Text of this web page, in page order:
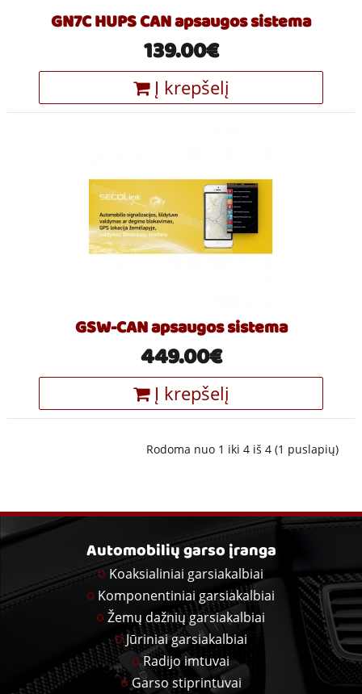
GN7C HUPS CAN apsaugos sistema
139.00€
Į krepšelį
GSW-CAN apsaugos sistema
449.00€
Į krepšelį
Rodoma nuo 1 iki 4 iš 4 (1 puslapių)
Automobilių garso įranga
Koaksialiniai garsiakalbiai
Komponentiniai garsiakalbiai
Žemų dažnių garsiakalbiai
Jūriniai garsiakalbiai
Radijo imtuvai
Garso stiprintuvai